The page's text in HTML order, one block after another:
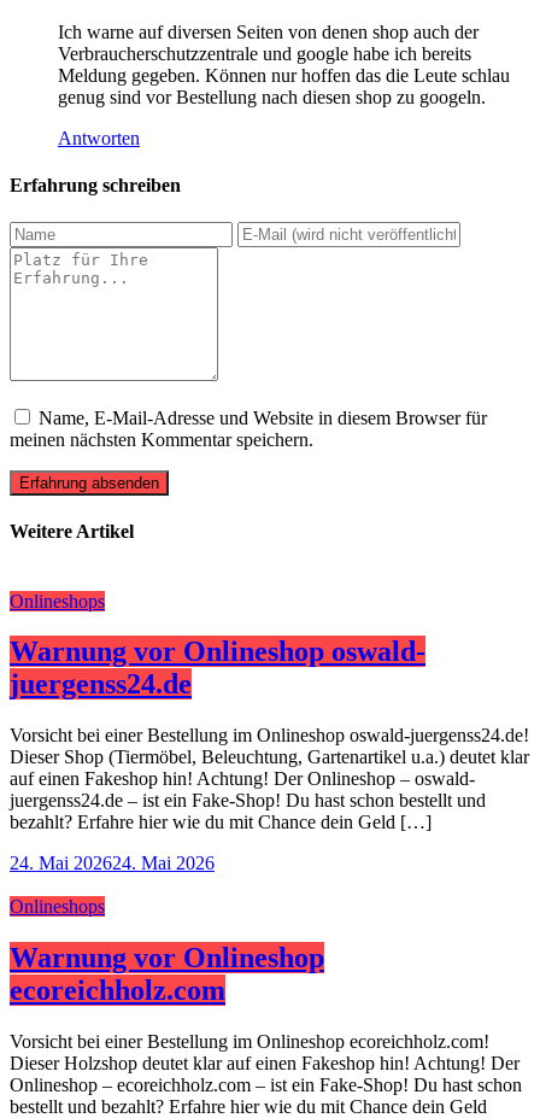
Ich warne auf diversen Seiten von denen shop auch der
Verbraucherschutzzentrale und google habe ich bereits
Meldung gegeben. Können nur hoffen das die Leute schlau
genug sind vor Bestellung nach diesen shop zu googeln.
Antworten
Erfahrung schreiben
Name, E-Mail-Adresse und Website in diesem Browser für
meinen nächsten Kommentar speichern.
Erfahrung absenden
Weitere Artikel
Onlineshops
Warnung vor Onlineshop oswald-
juergenss24.de
Vorsicht bei einer Bestellung im Onlineshop oswald-juergenss24.de!
Dieser Shop (Tiermöbel, Beleuchtung, Gartenartikel u.a.) deutet klar
auf einen Fakeshop hin! Achtung! Der Onlineshop – oswald-
juergenss24.de – ist ein Fake-Shop! Du hast schon bestellt und
bezahlt? Erfahre hier wie du mit Chance dein Geld […]
24. Mai 202624. Mai 2026
Onlineshops
Warnung vor Onlineshop
ecoreichholz.com
Vorsicht bei einer Bestellung im Onlineshop ecoreichholz.com!
Dieser Holzshop deutet klar auf einen Fakeshop hin! Achtung! Der
Onlineshop – ecoreichholz.com – ist ein Fake-Shop! Du hast schon
bestellt und bezahlt? Erfahre hier wie du mit Chance dein Geld